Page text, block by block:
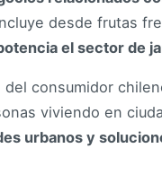
desde frutas
el sector de
consumidor
viviendo en
urbanos y